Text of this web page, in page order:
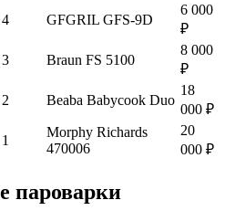
4
GFGRIL GFS-9D
6 000
₽
3
Braun FS 5100
8 000
₽
2
Beaba Babycook Duo
18
000 ₽
1
Morphy Richards
470006
20
000 ₽
пароварки